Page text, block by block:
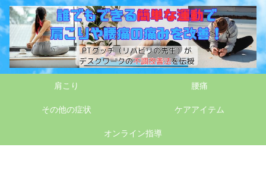
肩こり 腰痛
その他の症状 ケアアイテム
オンライン指導